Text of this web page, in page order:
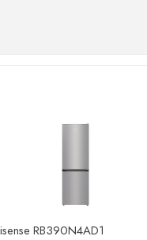
RB390N4AD1